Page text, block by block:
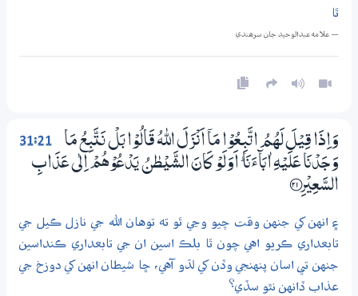
ٿا
— علامه عبدالوحيد جان سرھندي
31:21
وَاِذَا قِيْلَ لَهُمُ اتَّبِعُوْا مَآ اَنْزَلَ اللّٰهُ قَالُوْا بَلْ نَتَّبِعُ مَا
وَجَدْنَا عَلَيْهِ اٰبَاۗءَنَا ۭ اَوَلَوْ كَانَ الشَّيْطٰنُ يَدْعُوْهُمْ اِلٰى عَذَابِ
السَّعِيْرِ ؀21
۽ انهن کي جنهن وقت چيو وڃي ٿو ته توهان الله جي نازل ڪيل جي
تابعداري ڪريو اهي چون ٿا بلڪ اسين ان جي تابعداري ڪنداسين
جنهن تي اسان پنهنجي وڏن کي لڌو آهي، ڇا شيطان انهن کي دوزخ جي
عذاب ڏانهن نٿو سڏي؟